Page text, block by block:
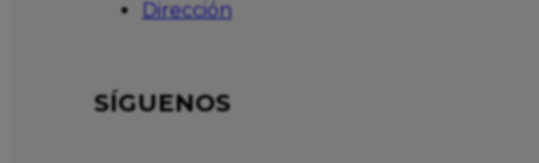
Dirección
SÍGUENOS